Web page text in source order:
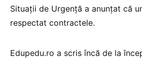
Situații de Urgență a anunțat că
respectat contractele.
Edupedu.ro a scris încă de la